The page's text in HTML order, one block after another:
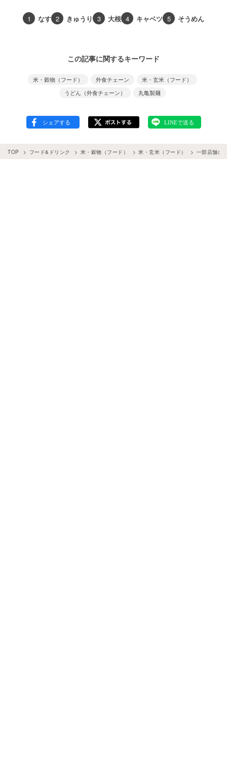
1 なす 2 きゅうり 3 大根 4 キャベツ 5 そうめん
この記事に関するキーワード
米・穀物（フード） 外食チェーン
米・玄米（フード）
うどん（外食チェーン）
丸亀製麺
TOP フード&ドリンク 米・穀物（フード） 米・玄米（フード） 一部店舗の